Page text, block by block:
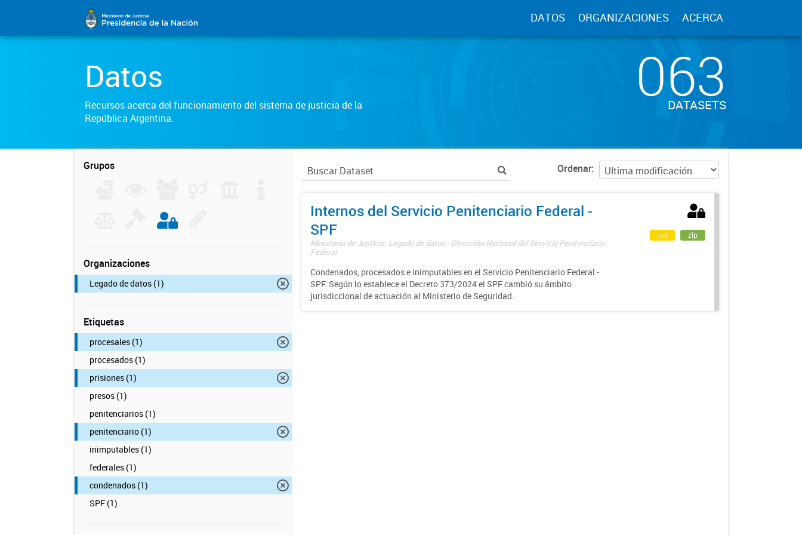
DATOS ORGANIZACIONES ACERCA
Datos
Recursos acerca del funcionamiento del sistema de justicia de la
República Argentina.
063
DATASETS
Grupos
Organizaciones
Legado de datos (1)
Etiquetas
procesales (1)
procesados (1)
prisiones (1)
presos (1)
penitenciarios (1)
penitenciario (1)
inimputables (1)
federales (1)
condenados (1)
SPF (1)
Ordenar
Internos del Servicio Penitenciario Federal -
SPF
Ministerio de Justicia. Legado de datos - Dirección Nacional del Servicio Penitenciario
Federal
Condenados, procesados e inimputables en el Servicio Penitenciario Federal -
SPF. Según lo establece el Decreto 373/2024 el SPF cambió su ámbito
jurisdiccional de actuación al Ministerio de Seguridad.
csv zip